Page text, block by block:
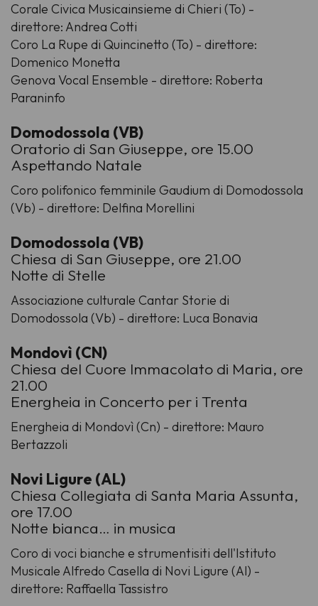
Corale Civica Musicainsieme di Chieri (To) -
direttore: Andrea Cotti
Coro La Rupe di Quincinetto (To) - direttore:
Domenico Monetta
Genova Vocal Ensemble - direttore: Roberta
Paraninfo
Domodossola (VB)
Oratorio di San Giuseppe, ore 15.00
Aspettando Natale
Coro polifonico femminile Gaudium di Domodossola
(Vb) - direttore: Delfina Morellini
Domodossola (VB)
Chiesa di San Giuseppe, ore 21.00
Notte di Stelle
Associazione culturale Cantar Storie di
Domodossola (Vb) - direttore: Luca Bonavia
Mondovì (CN)
Chiesa del Cuore Immacolato di Maria, ore
21.00
Energheia in Concerto per i Trenta
Energheia di Mondovì (Cn) - direttore: Mauro
Bertazzoli
Novi Ligure (AL)
Chiesa Collegiata di Santa Maria Assunta,
ore 17.00
Notte bianca… in musica
Coro di voci bianche e strumentisiti dell'Istituto
Musicale Alfredo Casella di Novi Ligure (Al) -
direttore: Raffaella Tassistro